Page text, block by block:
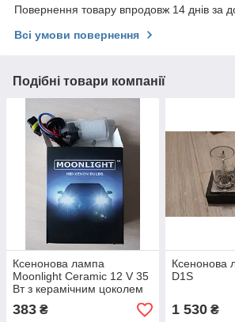
Повернення товару впродовж 14 днів за
Всі умови повернення
Подібні товари компанії
Ксенонова лампа
Moonlight Ceramic 12 V 35
Вт з керамічним цоколем
H1, H3, H4, H7, H11, H27,
HB3 (9005), HB4
383 ₴
Ксенонова
D1S
1 530₴